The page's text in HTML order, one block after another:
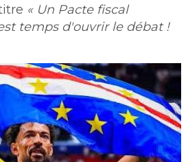
« Un Pacte fiscal
temps d'ouvrir le débat !